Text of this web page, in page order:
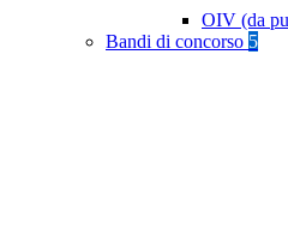
OIV (da
Bandi di concorso 5